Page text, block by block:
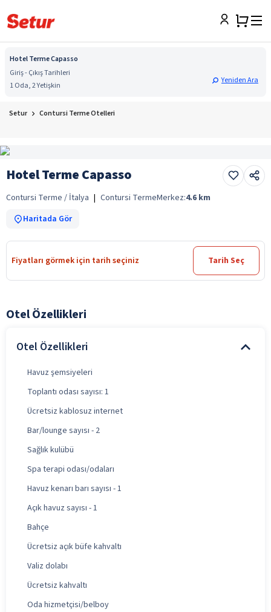
Hotel Terme Capasso
Giriş - Çıkış Tarihleri
1 Oda, 2 Yetişkin
Yeniden Ara
Setur Contursi Terme Otelleri
Hotel Terme Capasso
Contursi Terme / İtalya | Contursi TermeMerkez:4.6 km
Haritada Gör
Fiyatları görmek için tarih seçiniz Tarih Seç
Otel Özellikleri
Otel Özellikleri
Havuz şemsiyeleri
Toplantı odası sayısı: 1
Ücretsiz kablosuz internet
Bar/lounge sayısı - 2
Sağlık kulübü
Spa terapi odası/odaları
Havuz kenarı barı sayısı - 1
Açık havuz sayısı - 1
Bahçe
Ücretsiz açık büfe kahvaltı
Valiz dolabı
Ücretsiz kahvaltı
Oda hizmetçisi/belboy